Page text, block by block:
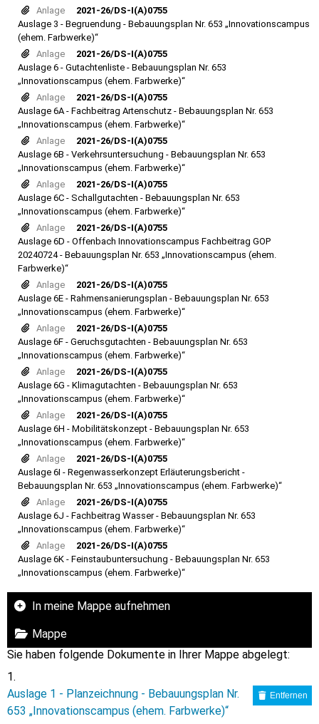
Anlage
2021-26/DS-I(A)0755
Auslage 3 - Begruendung - Bebauungsplan Nr. 653 „Innovationscampus
(ehem. Farbwerke)“
Anlage
2021-26/DS-I(A)0755
Auslage 6 - Gutachtenliste - Bebauungsplan Nr. 653
„Innovationscampus (ehem. Farbwerke)“
Anlage
2021-26/DS-I(A)0755
Auslage 6A - Fachbeitrag Artenschutz - Bebauungsplan Nr. 653
„Innovationscampus (ehem. Farbwerke)“
Anlage
2021-26/DS-I(A)0755
Auslage 6B - Verkehrsuntersuchung - Bebauungsplan Nr. 653
„Innovationscampus (ehem. Farbwerke)“
Anlage
2021-26/DS-I(A)0755
Auslage 6C - Schallgutachten - Bebauungsplan Nr. 653
„Innovationscampus (ehem. Farbwerke)“
Anlage
2021-26/DS-I(A)0755
Auslage 6D - Offenbach Innovationscampus Fachbeitrag GOP
20240724 - Bebauungsplan Nr. 653 „Innovationscampus (ehem.
Farbwerke)“
Anlage
2021-26/DS-I(A)0755
Auslage 6E - Rahmensanierungsplan - Bebauungsplan Nr. 653
„Innovationscampus (ehem. Farbwerke)“
Anlage
2021-26/DS-I(A)0755
Auslage 6F - Geruchsgutachten - Bebauungsplan Nr. 653
„Innovationscampus (ehem. Farbwerke)“
Anlage
2021-26/DS-I(A)0755
Auslage 6G - Klimagutachten - Bebauungsplan Nr. 653
„Innovationscampus (ehem. Farbwerke)“
Anlage
2021-26/DS-I(A)0755
Auslage 6H - Mobilitätskonzept - Bebauungsplan Nr. 653
„Innovationscampus (ehem. Farbwerke)“
Anlage
2021-26/DS-I(A)0755
Auslage 6I - Regenwasserkonzept Erläuterungsbericht -
Bebauungsplan Nr. 653 „Innovationscampus (ehem. Farbwerke)“
Anlage
2021-26/DS-I(A)0755
Auslage 6J - Fachbeitrag Wasser - Bebauungsplan Nr. 653
„Innovationscampus (ehem. Farbwerke)“
Anlage
2021-26/DS-I(A)0755
Auslage 6K - Feinstaubuntersuchung - Bebauungsplan Nr. 653
„Innovationscampus (ehem. Farbwerke)“
In meine Mappe aufnehmen
Mappe
Sie haben folgende Dokumente in Ihrer Mappe abgelegt:
Auslage 1 - Planzeichnung - Bebauungsplan Nr.
653 „Innovationscampus (ehem. Farbwerke)“
Entfernen